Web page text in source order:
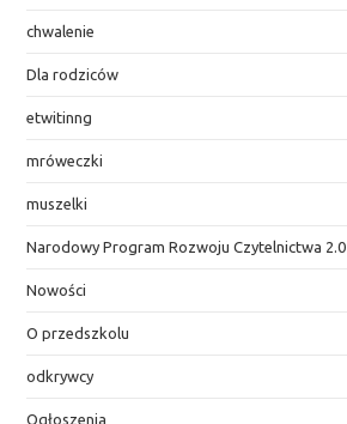
chwalenie
Dla rodziców
etwitinng
mróweczki
muszelki
Narodowy Program Rozwoju Czytelnictwa 2.0
Nowości
O przedszkolu
odkrywcy
Ogłoszenia